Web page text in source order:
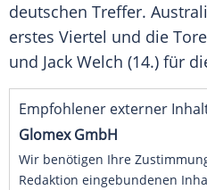
deutschen Treffer.
erstes Viertel und die
und Jack Welch (14.) für
Empfohlener externer
Glomex GmbH
Wir benötigen Ihre
Redaktion eingebundenen